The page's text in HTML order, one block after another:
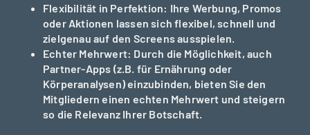
Flexibilität in Perfektion: Ihre Werbung, Promos
oder Aktionen lassen sich flexibel, schnell und
zielgenau auf den Screens ausspielen.
Echter Mehrwert: Durch die Möglichkeit, auch
Partner-Apps (z.B. für Ernährung oder
Körperanalysen) einzubinden, bieten Sie den
Mitgliedern einen echten Mehrwert und steigern
so die Relevanz Ihrer Botschaft.